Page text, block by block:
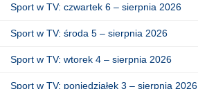
Sport w TV: czwartek 6 – sierpnia 2026
Sport w TV: środa 5 – sierpnia 2026
Sport w TV: wtorek 4 – sierpnia 2026
Sport w TV: poniedziałek 3 – sierpnia 2026